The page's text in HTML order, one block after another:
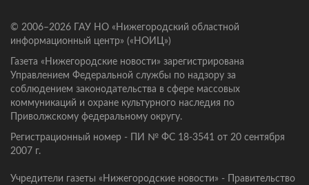
© 2006–2026 ГАУ НО «Нижегородский областной
информационный центр» («НОИЦ»)
Газета «Нижегородские новости» зарегистрирована
Управлением Федеральной службы по надзору за
соблюдением законодательства в сфере массовых
коммуникаций и охране культурного наследия по
Приволжскому федеральному округу.
Регистрационный номер - ПИ № ФС 18-3541 от 20 сентября
2007 г.
Учредители газеты «Нижегородские новости» - Правительство